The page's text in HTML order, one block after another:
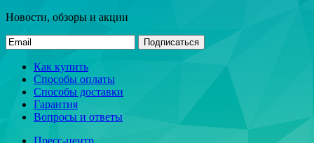
Новости, обзоры и акции
Подписаться
Как купить
Способы оплаты
Способы доставки
Гарантия
Вопросы и ответы
Пресс-центр